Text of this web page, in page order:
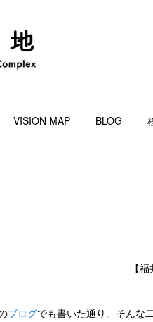
VISION MAP BLOG
【
ブログでも書いた通り。そんな